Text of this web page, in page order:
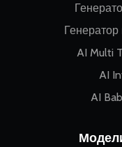
AI Multi
AI
AI